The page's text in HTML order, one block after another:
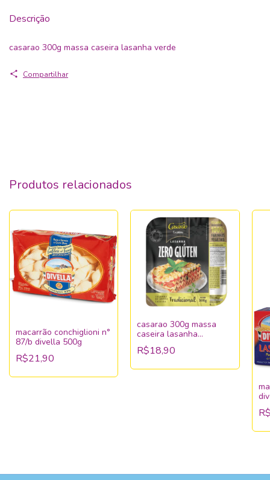
Descrição
casarao 300g massa caseira lasanha verde
Compartilhar
Produtos relacionados
macarrão conchiglioni n°
87/b divella 500g
R$21,90
casarao 300g massa
caseira lasanha
tradicional
R$18,90